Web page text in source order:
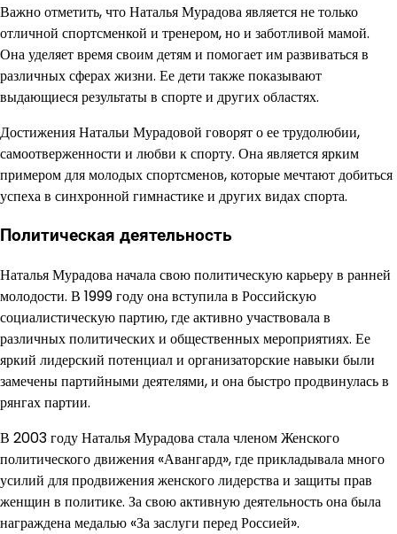
Важно отметить, что Наталья Мурадова является не только
отличной спортсменкой и тренером, но и заботливой мамой.
Она уделяет время своим детям и помогает им развиваться в
различных сферах жизни. Ее дети также показывают
выдающиеся результаты в спорте и других областях.
Достижения Натальи Мурадовой говорят о ее трудолюбии,
самоотверженности и любви к спорту. Она является ярким
примером для молодых спортсменов, которые мечтают добиться
успеха в синхронной гимнастике и других видах спорта.
Политическая деятельность
Наталья Мурадова начала свою политическую карьеру в ранней
молодости. В 1999 году она вступила в Российскую
социалистическую партию, где активно участвовала в
различных политических и общественных мероприятиях. Ее
яркий лидерский потенциал и организаторские навыки были
замечены партийными деятелями, и она быстро продвинулась в
рянгах партии.
В 2003 году Наталья Мурадова стала членом Женского
политического движения «Авангард», где прикладывала много
усилий для продвижения женского лидерства и защиты прав
женщин в политике. За свою активную деятельность она была
награждена медалью «За заслуги перед Россией».